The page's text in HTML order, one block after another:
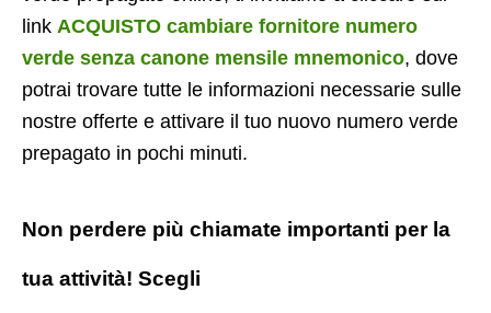
link ACQUISTO cambiare fornitore numero
verde senza canone mensile mnemonico, dove
potrai trovare tutte le informazioni necessarie sulle
nostre offerte e attivare il tuo nuovo numero verde
prepagato in pochi minuti.
Non perdere più chiamate importanti per la
tua attività! Scegli